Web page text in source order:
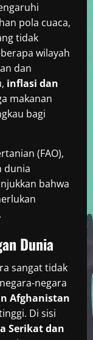
pola cuaca,
tidak
wilayah
dan
inflasi dan
makanan
bagi
(FAO),
dunia
bahwa
Dunia
sangat tidak
negara
Afghanistan
Di sisi
Serikat dan